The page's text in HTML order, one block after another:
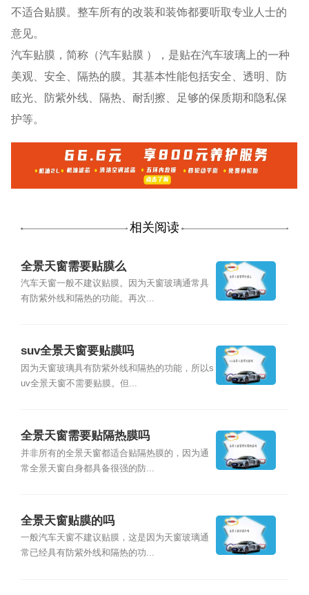
不适合贴膜。整车所有的改装和装饰都要听取专业人士的
意见。
汽车贴膜，简称（汽车贴膜 ），是贴在汽车玻璃上的一种
美观、安全、隔热的膜。其基本性能包括安全、透明、防
眩光、防紫外线、隔热、耐刮擦、足够的保质期和隐私保
护等。
相关阅读
全景天窗需要贴膜么
汽车天窗一般不建议贴膜。因为天窗玻璃通常具
有防紫外线和隔热的功能。再次...
suv全景天窗要贴膜吗
因为天窗玻璃具有防紫外线和隔热的功能，所以s
uv全景天窗不需要贴膜。但...
全景天窗需要贴隔热膜吗
并非所有的全景天窗都适合贴隔热膜的，因为通
常全景天窗自身都具备很强的防...
全景天窗贴膜的吗
一般汽车天窗不建议贴膜，这是因为天窗玻璃通
常已经具有防紫外线和隔热的功...